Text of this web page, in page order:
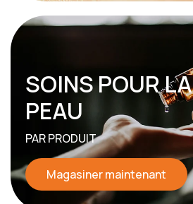
SOINS POUR LA
PEAU
PAR PRODUIT
Magasiner maintenant